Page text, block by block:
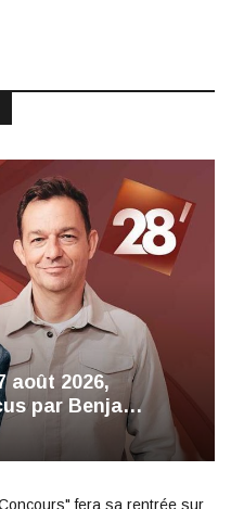
août 2026,
par Benja…
fera sa rentrée sur